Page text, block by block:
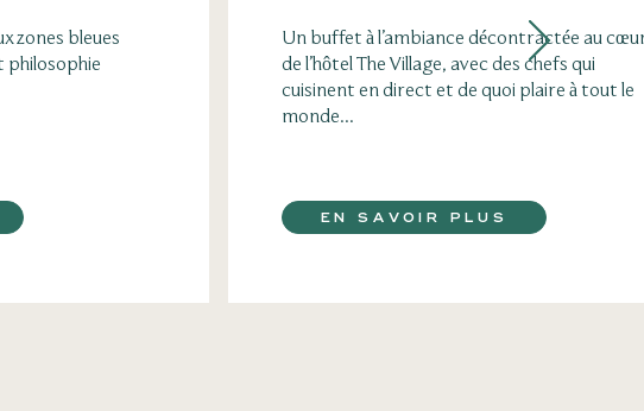
zones bleues
philosophie
Un buffet à l’ambiance décontractée au
de l’hôtel The Village, avec des chefs qui
cuisinent en direct et de quoi plaire à tout le
monde...
EN SAVOIR PLUS